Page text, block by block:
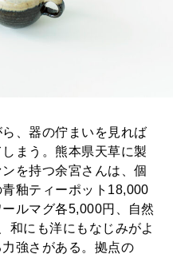
、器の佇まいを見れば
まう。熊本県天草に製
を持つ余宮さんは、個
釉ティーポット18,000
ルマグ各5,000円、自然
和にも洋にもなじみがよ
強さがある。拠点の